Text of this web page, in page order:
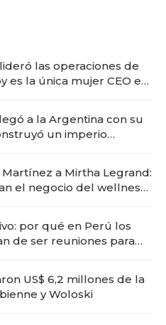
las operaciones de
es la única mujer CEO en
a la Argentina con su
un imperio
a Mirtha Legrand:
el negocio del wellness
por qué en Perú los
de ser reuniones para
US$ 6,2 millones de la
y Woloski